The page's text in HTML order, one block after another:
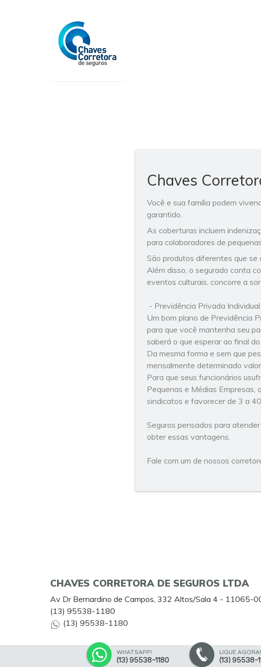
Chaves
Você e sua família podem
garantido.
As coberturas incluem
para colaboradores de
São produtos diferentes que
Além disso, o segurado conta
eventos culturais, concorre a
- Previdência Privada
Um bom plano de Previdência
para que você mantenha seu
saberá o que esperar ao final
Da mesma forma e sem que
mensalmente determinado
Para que seus funcionários
Pequenas e Médias Empresas,
sindicatos e favorecer de 3 a
Seguros pensados para
obter essas vantagens.
Fale com um de nossos
WHATSAPP!
(13) 95538-1180
LIGUE AGORA!
(13) 95538-
CHAVES CORRETORA DE SEGUROS LTDA
Av Dr Bernardino de Campos, 332 Altos/Sala 4 - 11065-
(13) 95538-1180
(13) 95538-1180